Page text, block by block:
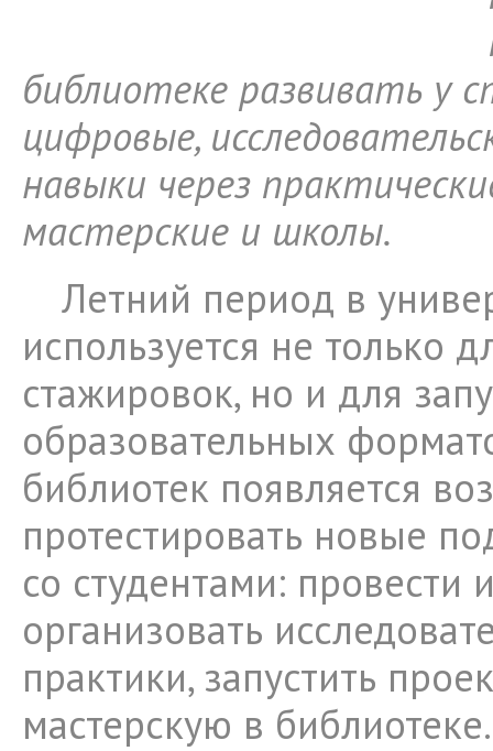
библиотеке развивать у
цифровые,
навыки через
мастерские и школы.
Летний период в
используется не только
стажировок, но и для
образовательных
библиотек появляется
протестировать новые
со студентами: провести
организовать
практики, запустить
мастерскую в библиотеке.